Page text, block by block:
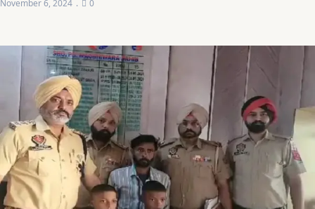
November 6, 2024 0